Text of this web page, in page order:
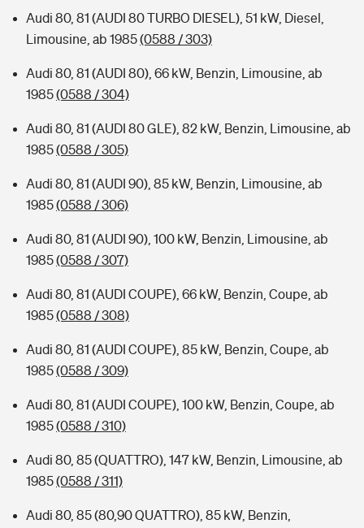
Typklassen: So ist Ihr Auto eingestuft
Sie haben Fragen?
Audi 80, 81 (AUDI 80 TURBO DIESEL), 51 kW, Diesel,
Limousine, ab 1985(0588 / 303)
Audi 80, 81 (AUDI 80), 66 kW, Benzin, Limousine, ab
1985(0588 / 304)
Audi 80, 81 (AUDI 80 GLE), 82 kW, Benzin, Limousine, ab
1985(0588 / 305)
Audi 80, 81 (AUDI 90), 85 kW, Benzin, Limousine, ab
1985(0588 / 306)
Audi 80, 81 (AUDI 90), 100 kW, Benzin, Limousine, ab
1985(0588 / 307)
Audi 80, 81 (AUDI COUPE), 66 kW, Benzin, Coupe, ab
1985(0588 / 308)
Audi 80, 81 (AUDI COUPE), 85 kW, Benzin, Coupe, ab
1985(0588 / 309)
Audi 80, 81 (AUDI COUPE), 100 kW, Benzin, Coupe, ab
1985(0588 / 310)
Audi 80, 85 (QUATTRO), 147 kW, Benzin, Limousine, ab
1985(0588 / 311)
Audi 80, 85 (80,90 QUATTRO), 85 kW, Benzin,